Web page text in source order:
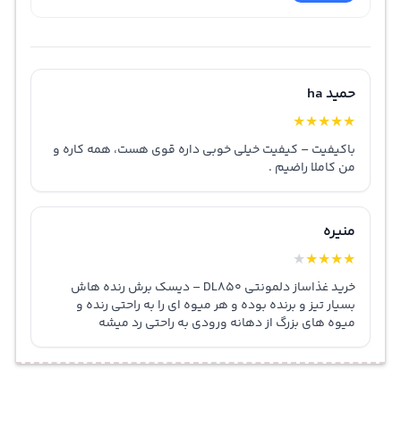
حمید ha
★
★
★
★
★
باکیفیت – کیفیت خیلی خوبی داره قوی هست، همه کاره و
من کاملا راضیم .
منیره
★
★
★
★
★
خرید غذاساز دلمونتی DL850 – دیسک برش رنده هاش
بسیار تیز و برنده بوده و هر میوه ای را به راحتی رنده و
میوه های بزرگ از دهانه ورودی به راحتی رد میشه